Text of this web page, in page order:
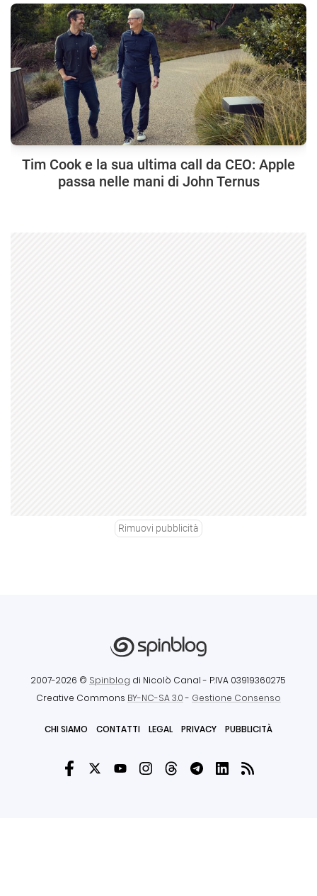
Tim Cook e la sua ultima call da CEO: Apple
passa nelle mani di John Ternus
Rimuovi pubblicità
2007-2026 © Spinblog di Nicolò Canal - P.IVA 03919360275
Creative Commons BY-NC-SA 3.0- Gestione Consenso
CHI SIAMO CONTATTI LEGAL PRIVACY PUBBLICITÀ